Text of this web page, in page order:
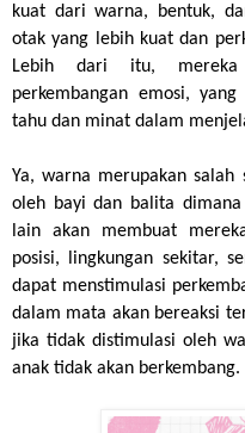
kuat dari warna, bentuk,
otak yang lebih kuat dan
Lebih dari itu, mereka
perkembangan emosi,
tahu dan minat dalam
Ya, warna merupakan
oleh bayi dan balita
lain akan membuat
posisi, lingkungan sekitar,
dapat menstimulasi
dalam mata akan bereaksi
jika tidak distimulasi oleh
anak tidak akan berkembang.